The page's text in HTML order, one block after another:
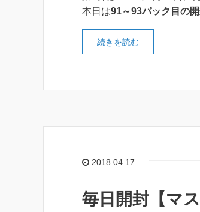
本日は91～93パック目の
続きを読む
2018.04.17
毎日開封【マ